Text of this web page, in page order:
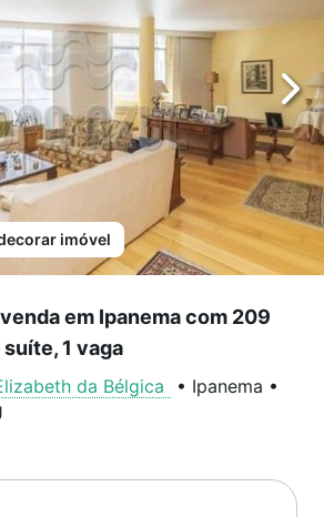
imóvel
em Ipanema com 209
suíte, 1 vaga
da Bélgica • Ipanema •